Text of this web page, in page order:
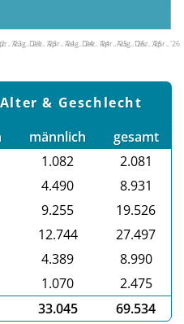
'23
Aug.. '23Dez.. '23Apr.. '24Aug.. '24Dez.. '24Apr.. '25Aug.. '25Dez.. '25Apr.. '26
& Geschlecht
männlich
gesamt
1.082
2.081
4.490
8.931
9.255
19.526
12.744
27.497
4.389
8.990
1.070
2.475
33.045 69.534